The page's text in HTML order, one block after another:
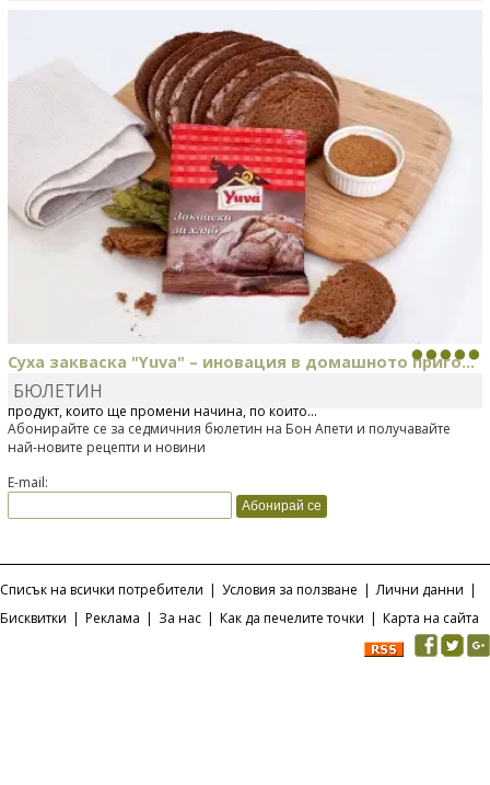
Суха закваска "Yuva" – иновация в домашното приго...
Отскоро Лесафр България стартира предлагането на изцяло нов
продукт, който ще промени начина, по който...
БЮЛЕТИН
Абонирайте се за седмичния бюлетин на Бон Апети и получавайте
най-новите рецепти и новини
E-mail:
Списък на всички потребители | Условия за ползване | Лични данни |
Бисквитки | Реклама | За нас | Как да печелите точки | Карта на сайта